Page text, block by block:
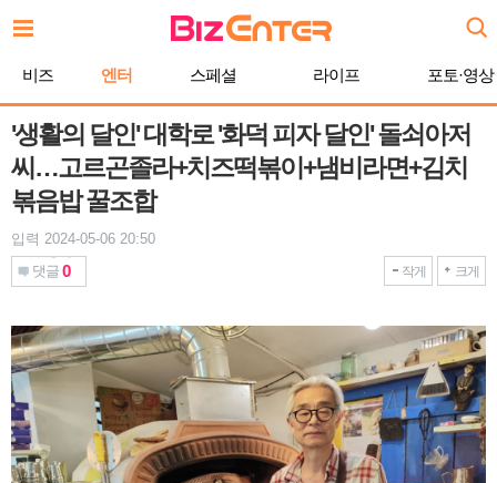
문
비즈 엔터 스페셜 라이프 포토·영상
'생활의 달인' 대학로 '화덕 피자 달인' 돌쇠아저
씨…고르곤졸라+치즈떡볶이+냄비라면+김치
볶음밥 꿀조합
입력 2024-05-06 20:50
댓글 0 작게 크게